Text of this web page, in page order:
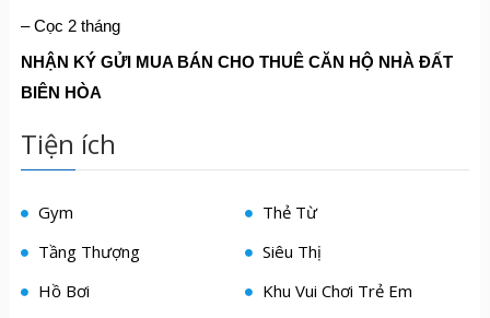
– Cọc 2 tháng
NHẬN KÝ GỬI MUA BÁN CHO THUÊ CĂN HỘ NHÀ ĐẤT
BIÊN HÒA
Tiện ích
Gym
Thẻ Từ
Tầng Thượng
Siêu Thị
Hồ Bơi
Khu Vui Chơi Trẻ Em